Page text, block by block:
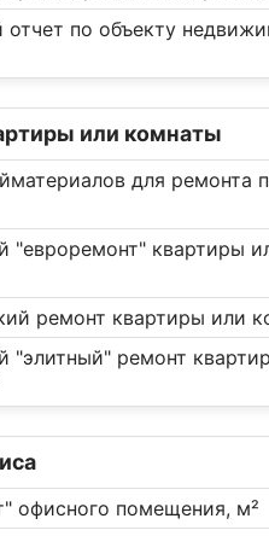
отчет по объекту
или комнаты
для ремонта
"евроремонт" квартиры
ремонт квартиры или
"элитный" ремонт
офисного помещения, м²